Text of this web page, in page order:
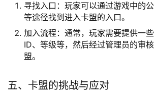
寻找入口：玩家可以通过游戏中的
等途径找到进入卡盟的入口。
加入流程：通常，玩家需要提供一
ID、等级等，然后经过管理员的审
盟。
五、卡盟的挑战与应对